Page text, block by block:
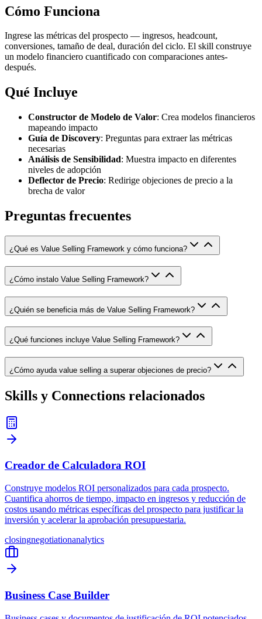
Cómo Funciona
Ingrese las métricas del prospecto — ingresos, headcount,
conversiones, tamaño de deal, duración del ciclo. El skill construye
un modelo financiero cuantificado con comparaciones antes-
después.
Qué Incluye
Constructor de Modelo de Valor: Crea modelos financieros
mapeando impacto
Guía de Discovery: Preguntas para extraer las métricas
necesarias
Análisis de Sensibilidad: Muestra impacto en diferentes
niveles de adopción
Deflector de Precio: Redirige objeciones de precio a la
brecha de valor
Preguntas frecuentes
¿Qué es Value Selling Framework y cómo funciona?
¿Cómo instalo Value Selling Framework?
¿Quién se beneficia más de Value Selling Framework?
¿Qué funciones incluye Value Selling Framework?
¿Cómo ayuda value selling a superar objeciones de precio?
Skills y Connections relacionados
Creador de Calculadora ROI
Construye modelos ROI personalizados para cada prospecto.
Cuantifica ahorros de tiempo, impacto en ingresos y reducción de
costos usando métricas específicas del prospecto para justificar la
inversión y acelerar la aprobación presupuestaria.
closingnegotiationanalytics
Business Case Builder